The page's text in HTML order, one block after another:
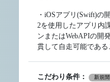
・iOSアプリ(Swift)の
2を使用したアプリ内
ンまたはWebAPIの開
貫して自走可能であ
こだわり条件： 新規